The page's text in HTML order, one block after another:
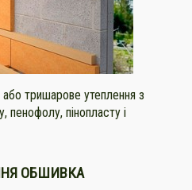
тришарове утеплення з
пенофолу, пінопласту і
ОБШИВКА